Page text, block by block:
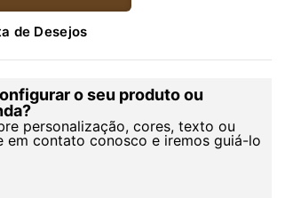
de Desejos
o seu produto ou
personalização, cores, texto ou
em contato conosco e iremos guiá-lo